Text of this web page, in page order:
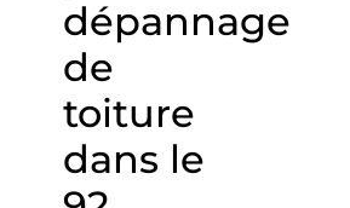
dépannage
de
toiture
dans le